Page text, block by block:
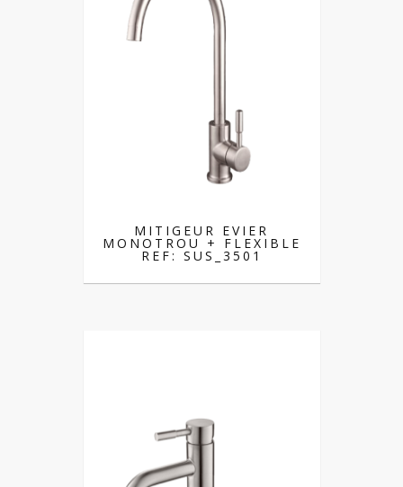
MITIGEUR EVIER
MONOTROU + FLEXIBLE
REF: SUS_3501